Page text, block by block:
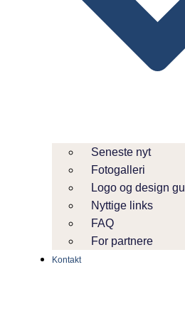
Seneste nyt
Fotogalleri
Logo og design
Nyttige links
FAQ
For partnere
Kontakt